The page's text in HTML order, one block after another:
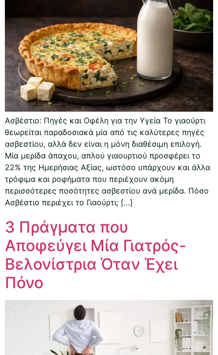
Ασβέστιο: Πηγές και Οφέλη για την Υγεία Το γιαούρτι
θεωρείται παραδοσιακά μία από τις καλύτερες πηγές
ασβεστίου, αλλά δεν είναι η μόνη διαθέσιμη επιλογή.
Μία μερίδα άπαχου, απλού γιαουρτιού προσφέρει το
22% της Ημερήσιας Αξίας, ωστόσο υπάρχουν και άλλα
τρόφιμα και ροφήματα που περιέχουν ακόμη
περισσότερες ποσότητες ασβεστίου ανά μερίδα. Πόσο
Ασβέστιο περιέχει το Γιαούρτι; […]
3 Πράγματα που
Αποφεύγει Μία Γιατρός-
Βελονίστρια Όταν Έχει
Πόνο